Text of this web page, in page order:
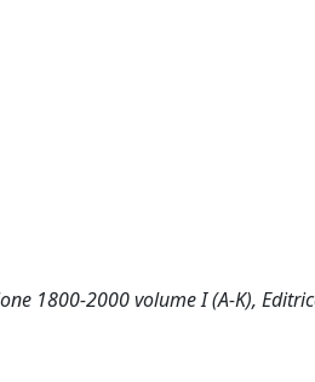
1800-2000 volume I (A-K),